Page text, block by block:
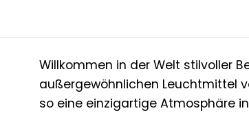
Willkommen in der Welt stilvoller
außergewöhnlichen Leuchtmittel
so eine einzigartige Atmosphäre